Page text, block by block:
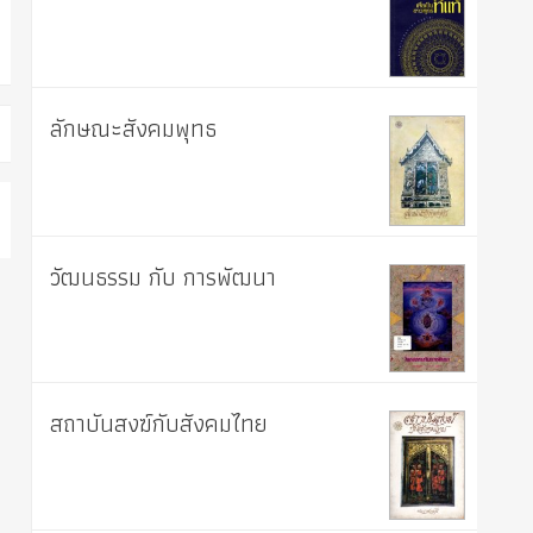
ลักษณะสังคมพุทธ
วัฒนธรรม กับ การพัฒนา
สถาบันสงฆ์กับสังคมไทย